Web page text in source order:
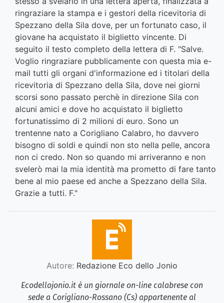
ringraziare la stampa e i gestori della ricevitoria di
Spezzano della Sila dove, per un fortunato caso, il
giovane ha acquistato il biglietto vincente. Di
seguito il testo completo della lettera di F. "Salve.
Voglio ringraziare pubblicamente con questa mia e-
mail tutti gli organi d'informazione ed i titolari della
ricevitoria di Spezzano della Sila, dove nei giorni
scorsi sono passato perchè in direzione Sila con
alcuni amici e dove ho acquistato il biglietto
fortunatissimo di 2 milioni di euro. Sono un
trentenne nato a Corigliano Calabro, ho davvero
bisogno di soldi e quindi non sto nella pelle, ancora
non ci credo. Non so quando mi arriveranno e non
svelerò mai la mia identità ma prometto di fare tanto
bene al mio paese ed anche a Spezzano della Sila.
Grazie a tutti. F."
Autore: Redazione Eco dello Jonio
Ecodellojonio.it è un giornale on-line calabrese con
sede a Corigliano-Rossano (Cs) appartenente al